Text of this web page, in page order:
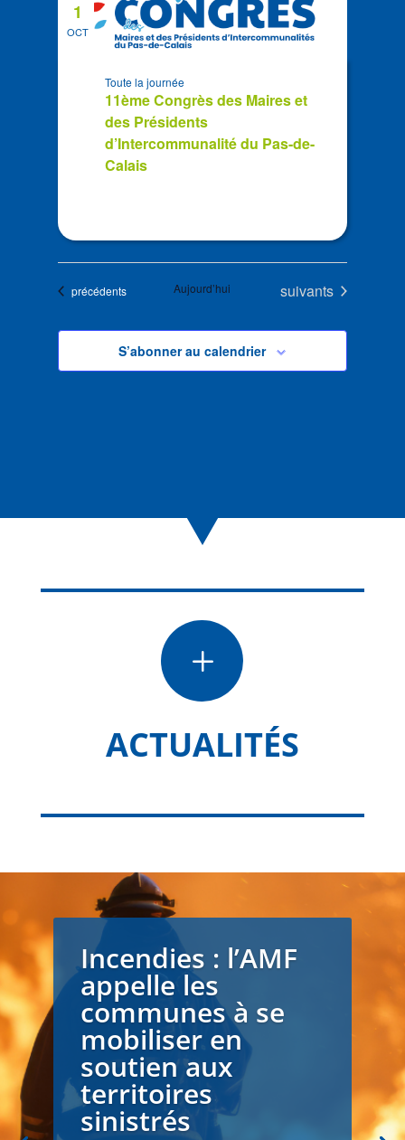
OCT
1
11ème Congrès des Maires et
des Présidents
d’Intercommunalité du Pas-de-
Calais
Toute la journée
Évènements
précédents Aujourd’hui Évènements
suivants
S’abonner au calendrier
L
ACTUALITÉS
Incendies : l’AMF
appelle les
communes à se
mobiliser en
soutien aux
territoires
sinistrés